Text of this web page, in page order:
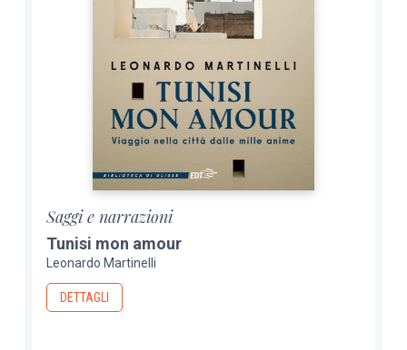
Saggi e narrazioni
Tunisi mon amour
Leonardo Martinelli
DETTAGLI